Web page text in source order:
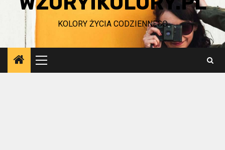
KOLORY ŻYCIA CODZIENNEGO
Menu
główne